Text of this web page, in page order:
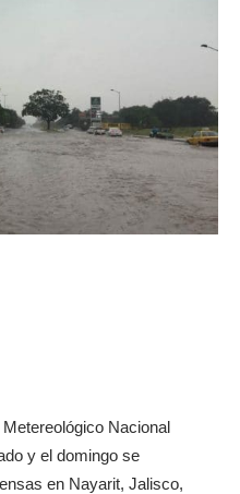
Nacional
y el domingo se
en Nayarit, Jalisco,